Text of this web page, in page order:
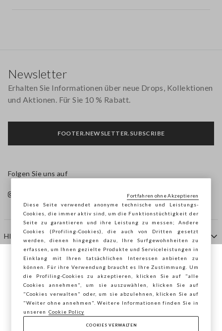
HILFE
AGENTUR
KONTAKTE
Newsletter
Erhalten Sie Informationen über neue Drops, Kollektionen
und Aktionen. Für Sie 10 % Rabatt.
FOOTER.NEWSLETTER.SUBSCRIBE
Folgen Sie uns auf
Sie surfen auf der Seite von STEFANEL
Österreich, möchten Sie Ihren Standort
speichern?
BESTÄTIGEN
Diese Seite verwendet anonyme technische und Leistungs-
Cookies, die immer aktiv sind, um die Funktionstüchtigkeit der
Seite zu garantieren und ihre Leistung zu messen; Andere
Cookies (Profiling-Cookies), die auch von Dritten gesetzt
werden, dienen hingegen dazu, Ihre Surfgewohnheiten zu
erfassen, um Ihnen gezielte Produkte und Serviceleistungen in
Einklang mit Ihren tatsächlichen Interessen anbieten zu
können. Für ihre Verwendung braucht es Ihre Zustimmung. Um
die Profiling-Cookies zu akzeptieren, klicken Sie auf "alle
Cookies annehmen", um sie auszuwählen, klicken Sie auf
"Cookies verwalten" oder, um sie abzulehnen, klicken Sie auf
"Weiter ohne annehmen". Weitere Informationen finden Sie in
unseren
Cookie Policy
COOKIES VERWALTEN
Fortfahren ohne Akzeptieren